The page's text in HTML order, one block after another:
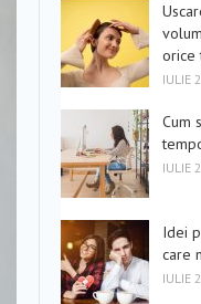
orice
IULIE
Cum
IULIE
Idei
care
IULIE